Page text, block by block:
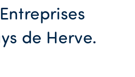
de Herve.